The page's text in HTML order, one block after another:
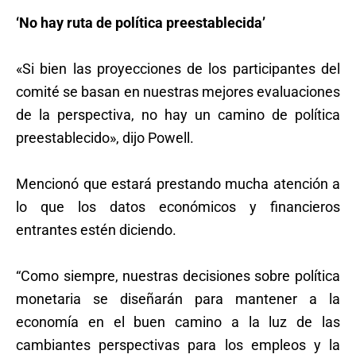
‘No hay ruta de política preestablecida’
«Si bien las proyecciones de los participantes del
comité se basan en nuestras mejores evaluaciones
de la perspectiva, no hay un camino de política
preestablecido», dijo Powell.
Mencionó que estará prestando mucha atención a
lo que los datos económicos y financieros
entrantes estén diciendo.
“Como siempre, nuestras decisiones sobre política
monetaria se diseñarán para mantener a la
economía en el buen camino a la luz de las
cambiantes perspectivas para los empleos y la